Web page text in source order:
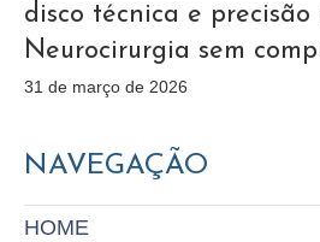
disco técnica e precisão
Neurocirurgia sem
31 de março de 2026
NAVEGAÇÃO
HOME